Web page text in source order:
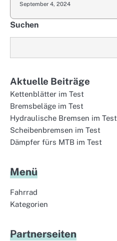
September 4, 2024
Suchen
Aktuelle Beiträge
Kettenblätter im Test
Bremsbeläge im Test
Hydraulische Bremsen im Test
Scheibenbremsen im Test
Dämpfer fürs MTB im Test
Menü
Fahrrad
Kategorien
Partnerseiten